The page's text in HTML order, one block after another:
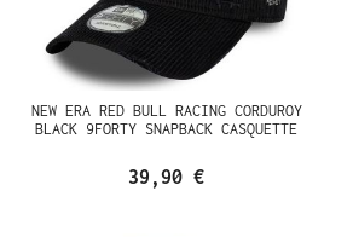
NEW ERA RED BULL RACING CORDUROY
BLACK 9FORTY SNAPBACK CASQUETTE
39,90 €